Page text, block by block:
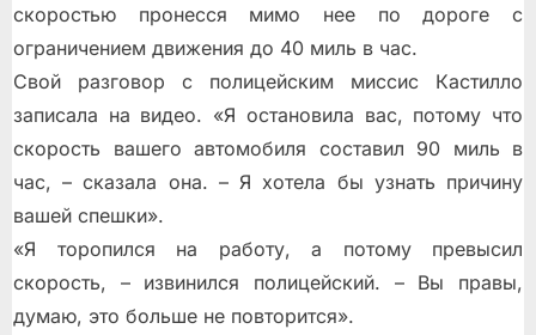
скоростью пронесся мимо нее по дороге с
ограничением движения до 40 миль в час.
Свой разговор с полицейским миссис Кастилло
записала на видео. «Я остановила вас, потому что
скорость вашего автомобиля составил 90 миль в
час, – сказала она. – Я хотела бы узнать причину
вашей спешки».
«Я торопился на работу, а потому превысил
скорость, – извинился полицейский. – Вы правы,
думаю, это больше не повторится».